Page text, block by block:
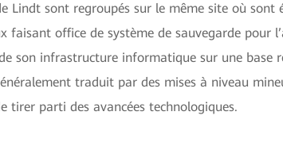
Lindt sont regroupés sur le même site où sont
faisant office de système de sauvegarde pour
son infrastructure informatique sur une base
traduit par des mises à niveau
tirer parti des avancées technologiques.